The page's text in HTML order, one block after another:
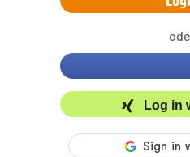
Log in